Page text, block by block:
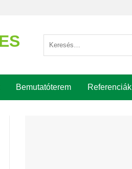
következőre:
Bemutatóterem Referenciák